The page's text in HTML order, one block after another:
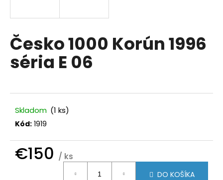
Česko 1000 Korún 1996
séria E 06
Skladom (1 ks)
Kód: 1919
€150 / ks
DO KOŠÍKA
s
ť
?